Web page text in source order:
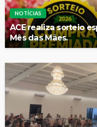
NOTÍCIAS
ACE realiza sorteio
Mês das Mães.